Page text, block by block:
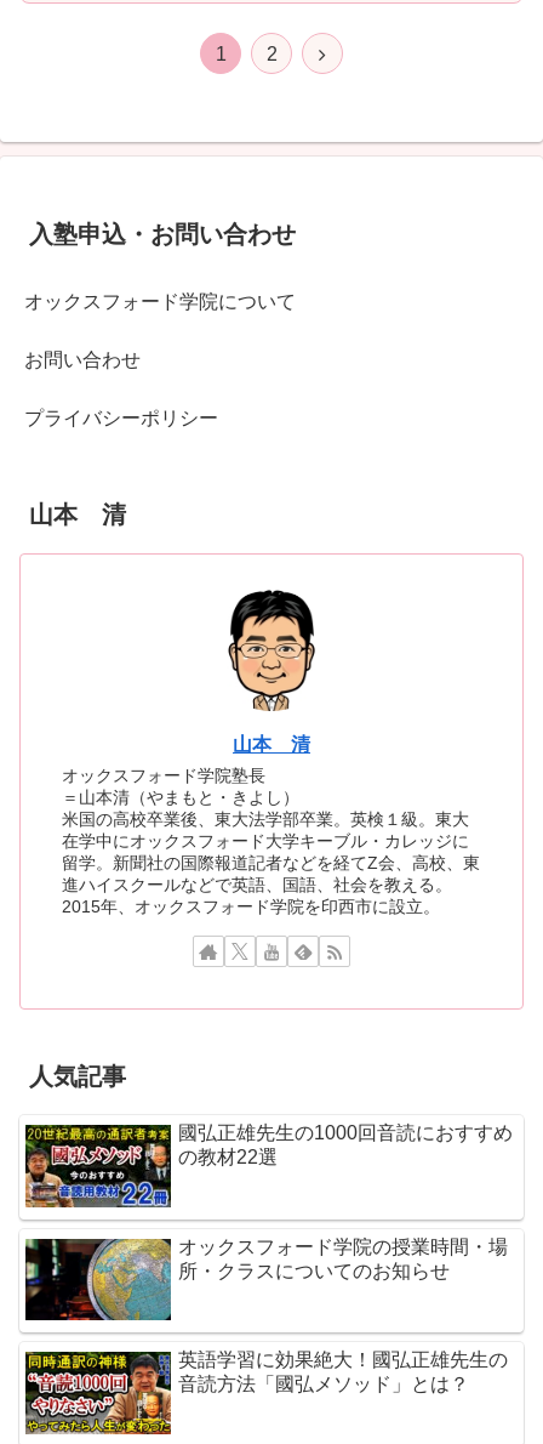
1 2
次
入塾申込・お問い合わせ
オックスフォード学院について
お問い合わせ
プライバシーポリシー
山本 清
山本 清
オックスフォード学院塾長
＝山本清（やまもと・きよし）
米国の高校卒業後、東大法学部卒業。英検１級。東大
在学中にオックスフォード大学キーブル・カレッジに
留学。新聞社の国際報道記者などを経てZ会、高校、東
進ハイスクールなどで英語、国語、社会を教える。
2015年、オックスフォード学院を印西市に設立。
人気記事
國弘正雄先生の1000回音読におすすめ
の教材22選
オックスフォード学院の授業時間・場
所・クラスについてのお知らせ
英語学習に効果絶大！國弘正雄先生の
音読方法「國弘メソッド」とは？